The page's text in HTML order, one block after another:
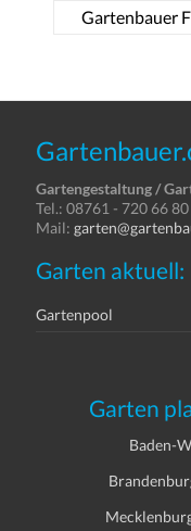
Gartenbauer
Gartengestaltung /
Tel.: 08761 - 720 66 80
Mail:
Garten aktuell:
Gartenpool
Garten
Baden-